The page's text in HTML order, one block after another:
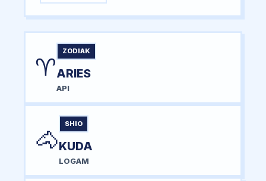
♈
ZODIAK
ARIES
API
🐴
SHIO
KUDA
LOGAM